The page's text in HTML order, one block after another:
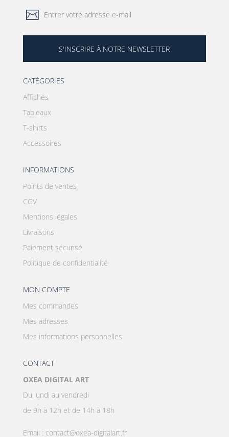
S'INSCRIRE À NOTRE NEWSLETTER
CATÉGORIES
Affiches
Tableaux
T-shirts
Accessoires
INFORMATIONS
Points de ventes
CGV
Mentions légales
Livraisons
Paiement sécurisé
Politique de confidentialité
MON COMPTE
Mes commandes
Mes adresses
Mes informations personnelles
CONTACT
OXEA DIGITAL ART
Du lundi au vendredi
de 9h à 12h et de 14h à 18h
Email : contact@oxea-digitalart.fr